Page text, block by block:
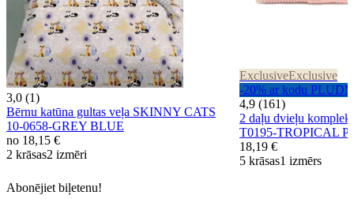
3,0 (1)
Bērnu katūna gultas veļa SKINNY CATS
10-0658-GREY BLUE
no 18,15 €
2 krāsas2 izmēri
ExclusiveExclusive
-20% ar kodu
4,9 (161)
2 daļu dvieļu
T0195-TROPICAL
18,19 €
5 krāsas1 izmērs
Abonējiet biļetenu!